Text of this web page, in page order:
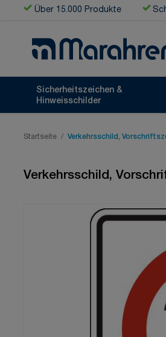
Zum Inhalt springen
Über 15.000 Produkte
Sicherheitszeichen &
Hinweisschilder
Startseite / Verkehrsschild,
Verkehrsschild,